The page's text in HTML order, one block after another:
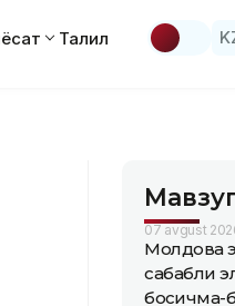
Таҳлил
07 avgust
Молдова
сабабли